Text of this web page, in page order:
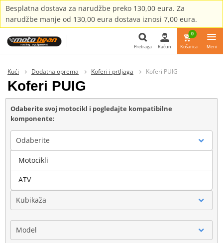
Besplatna dostava za narudžbe preko 130,00 eura. Za
narudžbe manje od 130,00 eura dostava iznosi 7,00 eura.
Pretraga Račun
0
Košarica Meni
Kući Dodatna oprema Koferi i prtljaga Koferi PUIG
Koferi PUIG
Odaberite svoj motocikl i pogledajte kompatibilne
komponente:
Odaberite
Marka
Kubikaža
Model
Motocikli
ATV